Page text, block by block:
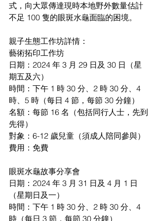
式，向大眾傳達現時本地野外數量估計
不足 100 隻的眼斑水龜面臨的困境。
親子生態工作坊詳情：
藝術拓印工作坊
日期：2024 年 3 月 29 日及 30 日（星
期五及六）
時間：下午 1 時 30 分、2 時 30 分、4
時、5 時（每日 4 節，每節 30 分鐘）
名額：每節 16 名（包括同行人士，先到
先得）
對象：6-12 歲兒童（須成人陪同參與）
費用：免費
眼斑水龜故事分享會
日期：2024 年 3 月 31 日及 4 月 1 日
（星期日及一）
時間：下午 1 時 30 分、2 時 30 分、4
時（每日 3 節，每節 30 分鐘）